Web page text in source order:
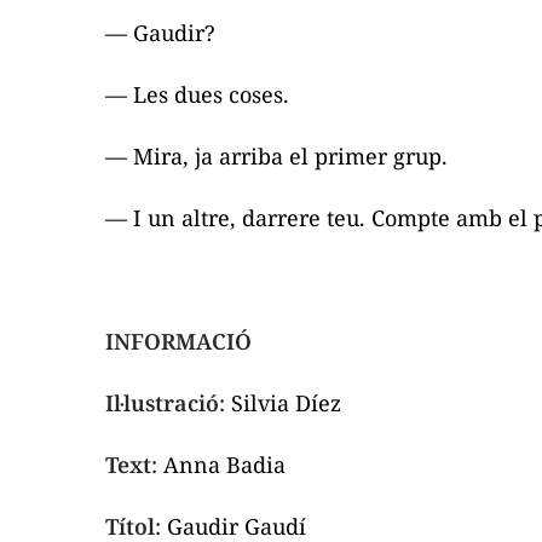
— Gaudir?
— Les dues coses.
— Mira, ja arriba el primer grup.
— I un altre, darrere teu. Compte amb el
INFORMACIÓ
Il·lustració: Silvia Díez
Text: Anna Badia
Títol: Gaudir Gaudí